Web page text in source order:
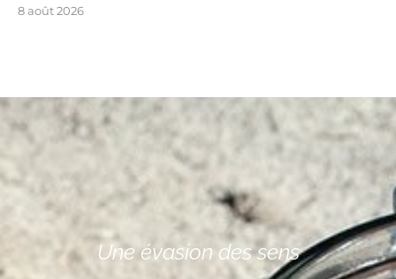
8 août 2026
Une évasion des sens